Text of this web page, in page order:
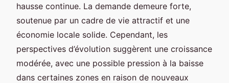
hausse continue. La demande demeure forte,
soutenue par un cadre de vie attractif et une
économie locale solide. Cependant, les
perspectives d’évolution suggèrent une croissance
modérée, avec une possible pression à la baisse
dans certaines zones en raison de nouveaux